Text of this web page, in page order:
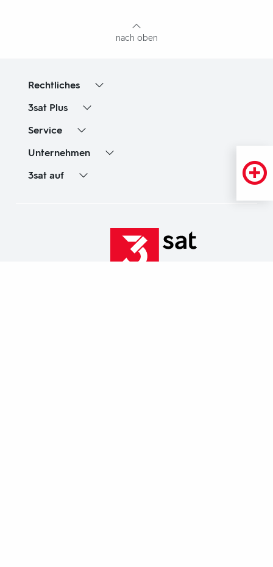
nach oben
Rechtliches
3sat Plus
Service
Unternehmen
3sat auf